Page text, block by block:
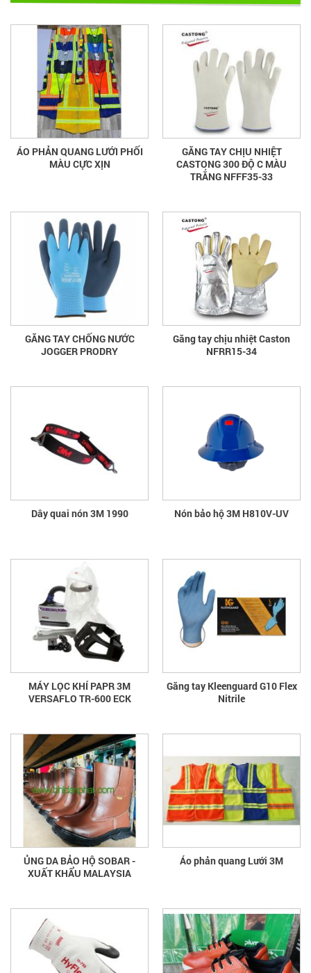
ÁO PHẢN QUANG LƯỚI PHỐI
MÀU CỰC XỊN
GĂNG TAY CHỊU NHIỆT
CASTONG 300 ĐỘ C MÀU
TRẮNG NFFF35-33
GĂNG TAY CHỐNG NƯỚC
JOGGER PRODRY
Găng tay chịu nhiệt Caston
NFRR15-34
Dây quai nón 3M 1990 Nón bảo hộ 3M H810V-UV
MÁY LỌC KHÍ PAPR 3M
VERSAFLO TR-600 ECK
Găng tay Kleenguard G10 Flex
Nitrile
ỦNG DA BẢO HỘ SOBAR -
XUẤT KHẨU MALAYSIA
Áo phản quang Lưới 3M